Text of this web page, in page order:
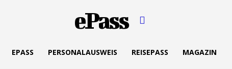
ePass
EPASS PERSONALAUSWEIS REISEPASS MAGAZIN